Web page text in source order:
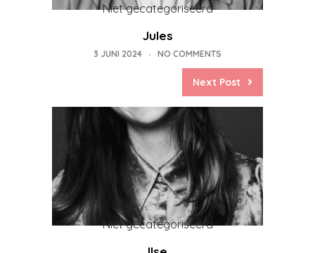
Niet gecategoriseerd
Jules
3 JUNI 2024 NO COMMENTS
Next Post
Niet gecategoriseerd